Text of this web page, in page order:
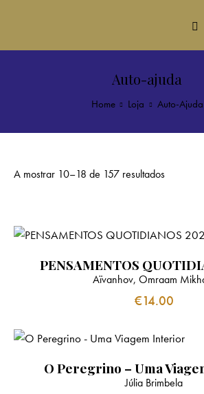
Auto-ajuda
Home Loja Auto-Ajuda
A mostrar 10–18 de 157 resultados
PENSAMENTOS
Aïvanhov, Omraam
€14.00
O Peregrino – Uma
Júlia Brimbela